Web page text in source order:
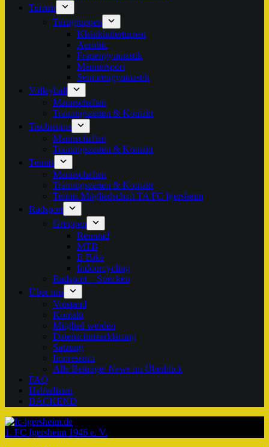
Turnen
Turngruppen
Kleinkinderturnen
Aerobic
Frauengymnastik
Männersport
Seniorengymnastik
Volleyball
Mannschaften
Trainingszeiten & Kontakt
Tischtennis
Mannschaften
Trainingszeiten & Kontakt
Tennis
Mannschaften
Trainingszeiten & Kontakt
Tennis Mitgliedschaft TA FC Igersheim
Radsport
Gruppen
Rennrad
MTB
E-Bike
Indoorcycling
Radsport – Strecken
Über uns
Vorstand
Kontakt
Mitglied werden
Datenschutzerklärung
Satzung
Impressum
Alle Beiträge/ News im Überblick
FAQ
Helferlisten
BACKEND
1. FC Igersheim 1946 e. V.